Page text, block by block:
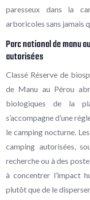
paresseux dans la
arboricoles sans jamais
Parc national de manu
autorisées
Classé Réserve de
de Manu au Pérou
biologiques de la
s’accompagne d’une
le camping nocturne.
camping autorisées,
recherche ou à des
à concentrer l’impact
plutôt que de le